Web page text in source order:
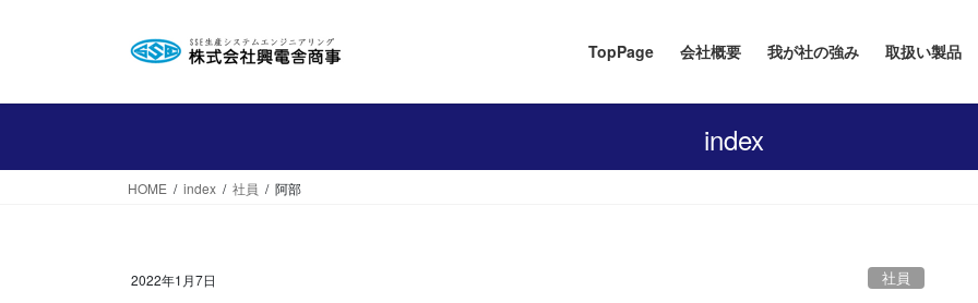
ス
ン
TopPage 会社概要 我が社の強み 取扱い製品
index
HOME index 社員 阿部
2022年1月7日 社員